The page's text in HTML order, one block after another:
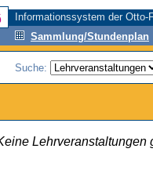
Informationssystem der
Sammlung/Stundenplan
Suche:
Lehrveranstaltungen